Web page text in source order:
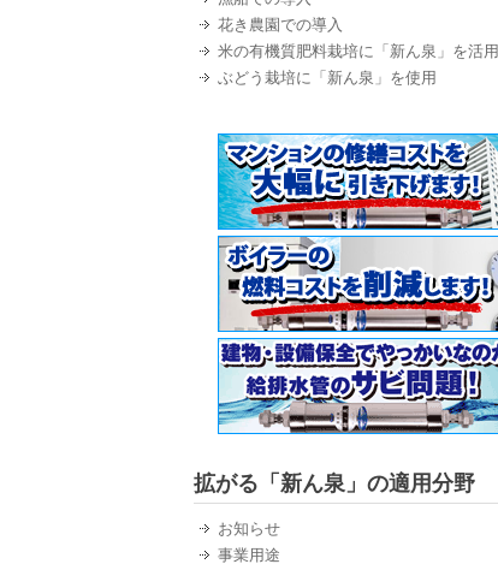
花き農園での導入
米の有機質肥料栽培に「新ん泉」を活用
ぶどう栽培に「新ん泉」を使用
拡がる「新ん泉」の適用分野
お知らせ
事業用途